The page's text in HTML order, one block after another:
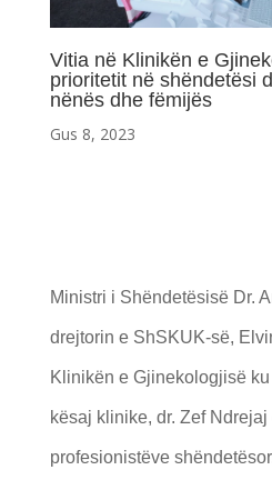
Vitia në Klinikën e
prioritetit në shëndetësi
nënës dhe fëmijës
Gus 8, 2023
Ministri i Shëndetësisë Dr.
drejtorin e ShSKUK-së,
Klinikën e Gjinekologjisë
kësaj klinike, dr. Zef Ndrejaj
profesionistëve